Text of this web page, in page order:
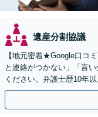
遺産分割協議
【地元密着★Google口コ
と連絡がつかない」「言
ください。弁護士歴10年
まで幅広く対応【休日・